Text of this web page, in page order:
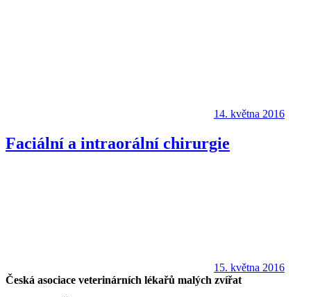
14. května 2016
Faciální a intraorální chirurgie
15. května 2016
Česká asociace veterinárních lékařů malých zvířat